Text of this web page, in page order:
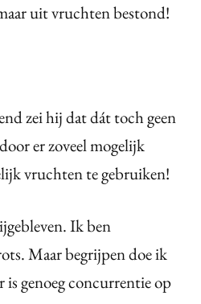
uit vruchten bestond!
zei hij dat dát toch geen
er zoveel mogelijk
vruchten te gebruiken!
Ik ben
Maar begrijpen doe ik
genoeg concurrentie op